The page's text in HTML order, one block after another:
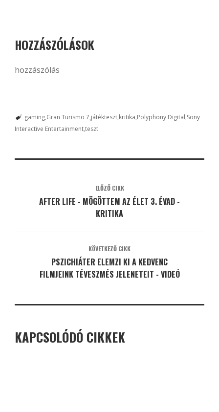
HOZZÁSZÓLÁSOK
hozzászólás
gaming Gran Turismo 7 játékteszt kritika Polyphony Digital Sony
Interactive Entertainmentteszt
ELŐZŐ CIKK
AFTER LIFE - MÖGÖTTEM AZ ÉLET 3. ÉVAD -
KRITIKA
KÖVETKEZŐ CIKK
PSZICHIÁTER ELEMZI KI A KEDVENC
FILMJEINK TÉVESZMÉS JELENETEIT - VIDEÓ
KAPCSOLÓDÓ CIKKEK